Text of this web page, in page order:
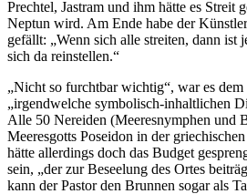
Prechtel, Jastram und ihm hätte es Streit
Neptun wird. Am Ende habe der
gefällt: „Wenn sich alle streiten, dann ist
sich da reinstellen.“
„Nicht so furchtbar wichtig“, war es dem
„irgendwelche symbolisch-inhaltlichen
Alle 50 Nereiden (Meeresnymphen und
Meeresgotts Poseidon in der
hätte allerdings doch das Budget
sein, „der zur Beseelung des Ortes
kann der Pastor den Brunnen sogar als